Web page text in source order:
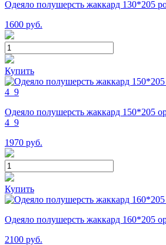
Одеяло полушерсть жаккард 130*205
1600 руб.
Купить
Одеяло полушерсть жаккард 150*205
4_9
1970 руб.
Купить
Одеяло полушерсть жаккард 160*205
2100 руб.